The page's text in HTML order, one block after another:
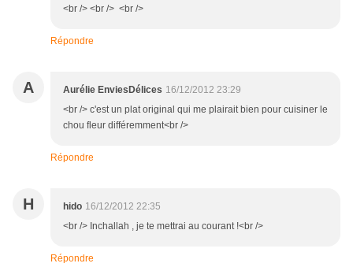
<br /> <br /> <br />
Répondre
A Aurélie EnviesDélices 16/12/2012 23:29
<br /> c'est un plat original qui me plairait bien pour cuisiner le
chou fleur différemment<br />
Répondre
H hido 16/12/2012 22:35
<br /> Inchallah , je te mettrai au courant !<br />
Répondre